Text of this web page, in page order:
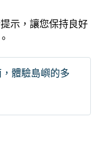
示，讓您保持良好
體驗島嶼的多